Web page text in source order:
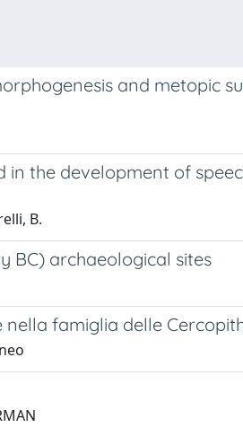
and metopic
in the development of
B.
BC) archaeological sites
famiglia delle